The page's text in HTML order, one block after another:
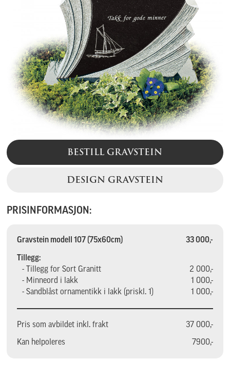
BESTILL GRAVSTEIN
DESIGN GRAVSTEIN
PRISINFORMASJON:
Gravstein modell 107 (75x60cm) 33 000,-
Tillegg:
- Tillegg for Sort Granitt
2 000,-
- Minneord i lakk
1 000,-
- Sandblåst ornamentikk i lakk (priskl. 1)
1 000,-
Pris som avbildet inkl. frakt 37 000,-
Kan helpoleres 7900,-